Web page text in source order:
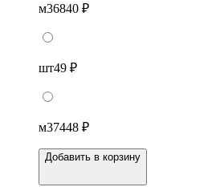
м36840 ₽
шт49 ₽
м37448 ₽
Добавить в корзину